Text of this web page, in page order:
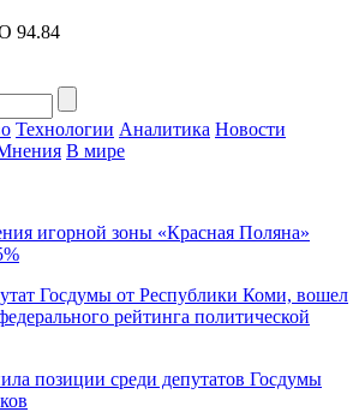
94.84
Технологии Аналитика Новости
В мире
игорной зоны «Красная Поляна»
Госдумы от Республики Коми, вошел
рейтинга политической
позиции среди депутатов Госдумы